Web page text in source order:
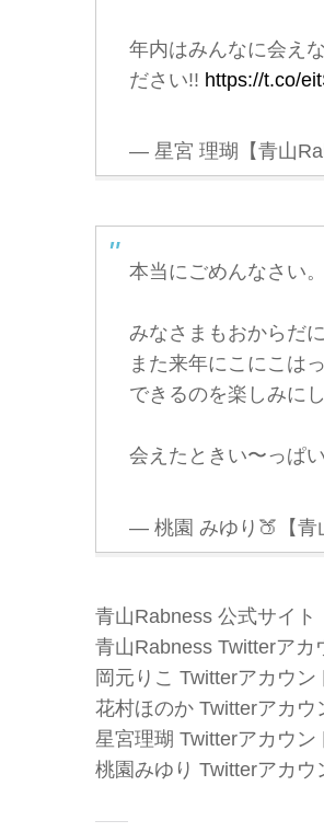
年内はみんなに会え
ださい!! https://t.co/
— 星宮 理瑚【青山
本当にごめんなさい
みなさまもおからだ
また来年にこにこは
できるのを楽しみに
会えたときい〜っぱ
— 桃園 みゆり🍑【青
青山Rabness 公式サイト
青山Rabness Twitterアカ
岡元りこ Twitterアカウン
花村ほのか Twitterアカウ
星宮理瑚 Twitterアカウン
桃園みゆり Twitterアカウ